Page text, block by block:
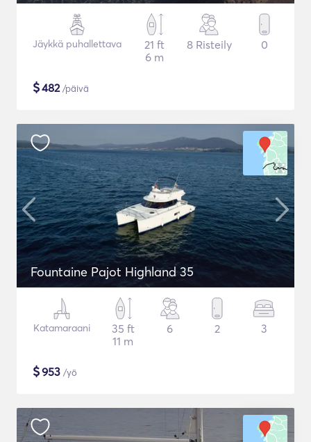
Jäykkä puhallettava
21 ft
6 m
8 Risteily 0
$482/päivä
Fountaine Pajot Highland 35
Katamaraani
35 ft
11 m
6 2 3
$953 /yö